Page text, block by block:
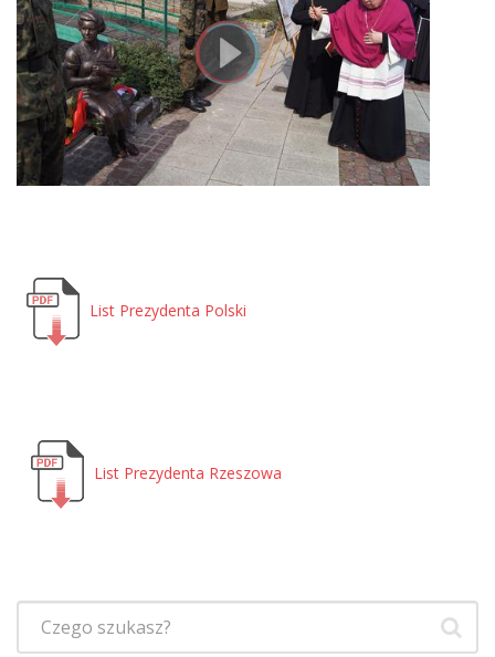
List Prezydenta Polski
List Prezydenta Rzeszowa